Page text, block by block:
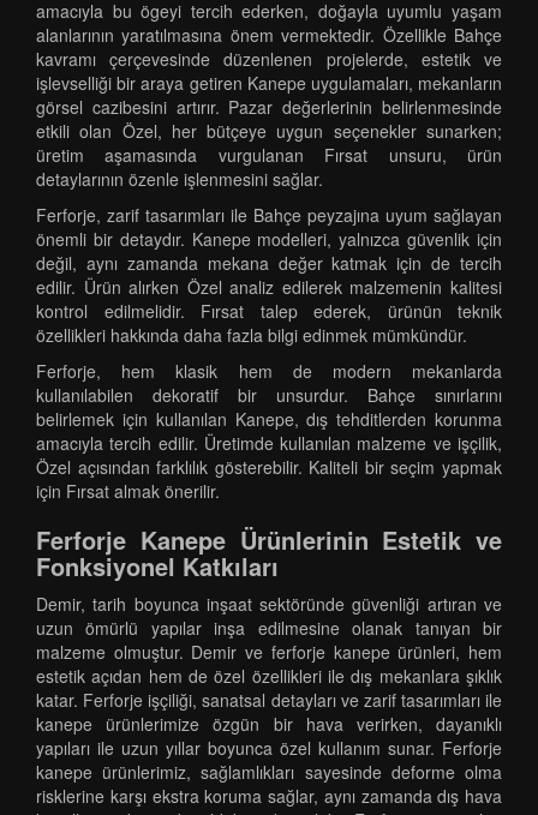
amacıyla bu ögeyi tercih ederken, doğayla uyumlu yaşam
alanlarının yaratılmasına önem vermektedir. Özellikle Bahçe
kavramı çerçevesinde düzenlenen projelerde, estetik ve
işlevselliği bir araya getiren Kanepe uygulamaları, mekanların
görsel cazibesini artırır. Pazar değerlerinin belirlenmesinde
etkili olan Özel, her bütçeye uygun seçenekler sunarken;
üretim aşamasında vurgulanan Fırsat unsuru, ürün
detaylarının özenle işlenmesini sağlar.
Ferforje, zarif tasarımları ile Bahçe peyzajına uyum sağlayan
önemli bir detaydır. Kanepe modelleri, yalnızca güvenlik için
değil, aynı zamanda mekana değer katmak için de tercih
edilir. Ürün alırken Özel analiz edilerek malzemenin kalitesi
kontrol edilmelidir. Fırsat talep ederek, ürünün teknik
özellikleri hakkında daha fazla bilgi edinmek mümkündür.
Ferforje, hem klasik hem de modern mekanlarda
kullanılabilen dekoratif bir unsurdur. Bahçe sınırlarını
belirlemek için kullanılan Kanepe, dış tehditlerden korunma
amacıyla tercih edilir. Üretimde kullanılan malzeme ve işçilik,
Özel açısından farklılık gösterebilir. Kaliteli bir seçim yapmak
için Fırsat almak önerilir.
Ferforje Kanepe Ürünlerinin Estetik ve
Fonksiyonel Katkıları
Demir, tarih boyunca inşaat sektöründe güvenliği artıran ve
uzun ömürlü yapılar inşa edilmesine olanak tanıyan bir
malzeme olmuştur. Demir ve ferforje kanepe ürünleri, hem
estetik açıdan hem de özel özellikleri ile dış mekanlara şıklık
katar. Ferforje işçiliği, sanatsal detayları ve zarif tasarımları ile
kanepe ürünlerimize özgün bir hava verirken, dayanıklı
yapıları ile uzun yıllar boyunca özel kullanım sunar. Ferforje
kanepe ürünlerimiz, sağlamlıkları sayesinde deforme olma
risklerine karşı ekstra koruma sağlar, aynı zamanda dış hava